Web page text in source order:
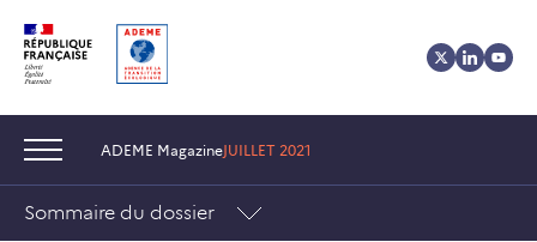
au
contenu
au
menu
des
cookies
Navigation :ADEME MagazineJUILLET 2021
Sommaire du dossier